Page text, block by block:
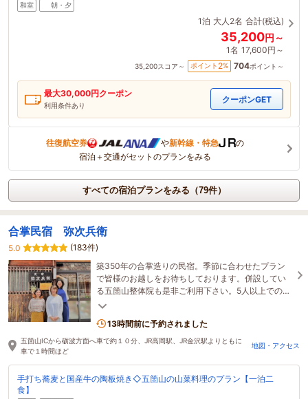
和室 朝・夕
1泊 大人2名 合計(税込)
35,200円～
1名 17,600円～
35,200スコア～ ポイント 2% 704ポイント～
最大30,000円クーポン
利用条件あり
クーポンGET
往復航空券 や新幹線・特急
の
宿泊＋交通がセットのプランをみる
すべての宿泊プランをみる（79件）
合掌民宿 弥次兵衛
5.0
(183件)
築350年の合掌造りの民宿。季節に合わせたプラン
で皆様のお越しをお待ちしております。併設してい
る五箇山整体院も是非ご利用下さい。5人以上での宿
泊をご希望の場合はお電話にてお問い合わせ下さ
13時間前に予約されました
五箇山ICから砺波方面へ車で約１０分、JR高岡駅、JR金沢駅よりともに
車で１時間ほど
地図・アクセス
手打ち蕎麦と国産牛の陶板焼き◇五箇山の山菜料理のプラン【一泊二
食】